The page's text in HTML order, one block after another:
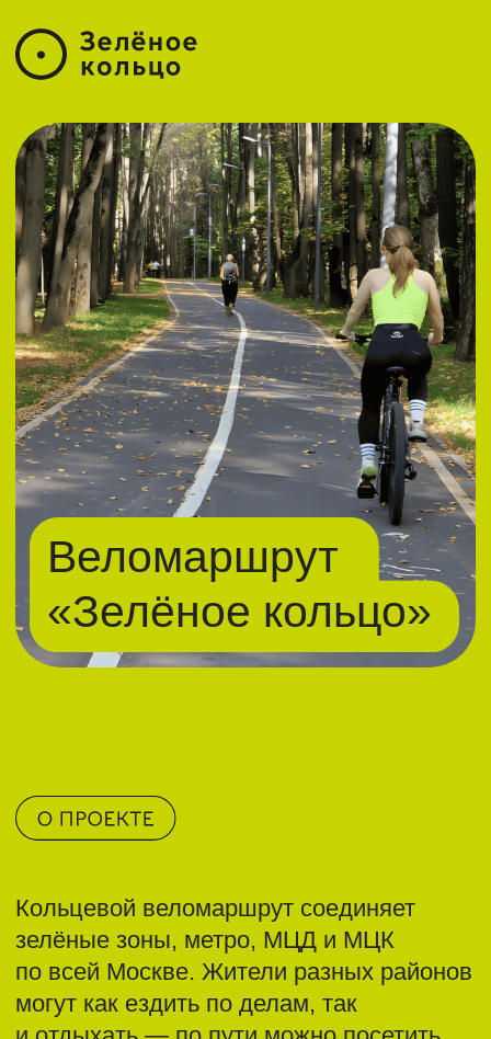
Веломаршрут
«Зелёное кольцо»
Кольцевой веломаршрут соединяет
зелёные зоны, метро, МЦД и МЦК
Статистика
веломаршрута